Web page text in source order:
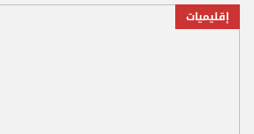
إقليميات